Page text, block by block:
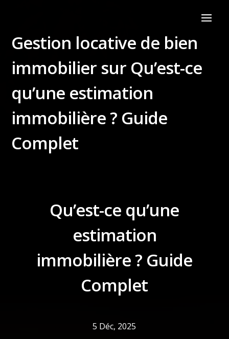
Gestion locative de bien
immobilier sur Qu’est-ce
qu’une estimation
immobilière ? Guide
Complet
Qu’est-ce qu’une
estimation
immobilière ? Guide
Complet
5 Déc, 2025